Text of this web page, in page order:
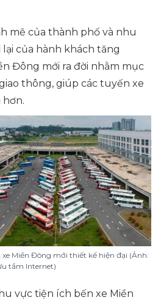
mẽ của thành phố và nhu
của hành khách tăng
Đông mới ra đời nhằm mục
thông, giúp các tuyến xe
xe Miền Đông mới thiết kế hiện đại (Ảnh:
tầm Internet)
vực tiện ích bến xe Miền